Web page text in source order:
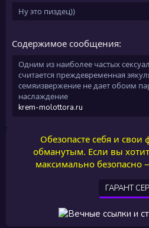
Ну это пиздец))
Содержимое сообщения:
Одним из наиболее частых
считается преждевременная
семяизвержение не дает обоим
наслаждение
krem-molottora.ru
Обезопасте себя и
обманутым. Если вы
максимально безопасно
ГАРАНТ